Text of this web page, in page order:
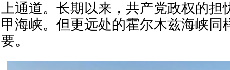
上通道。长期以来，共产党政权的担
甲海峡。但更远处的霍尔木兹海峡同
要。